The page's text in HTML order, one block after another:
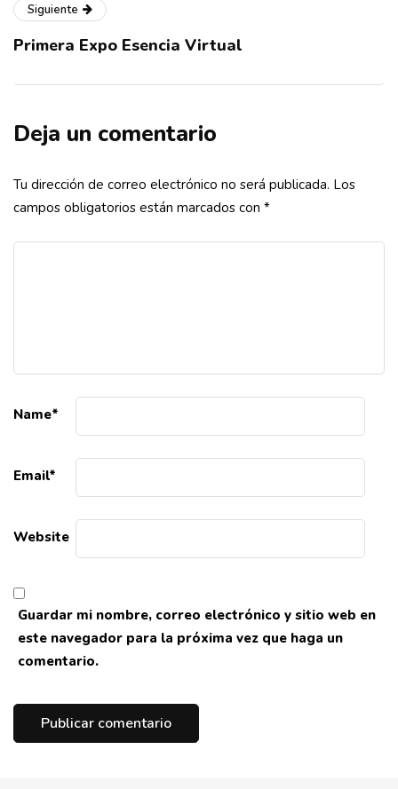
Siguiente
Primera Expo Esencia Virtual
Deja un comentario
Tu dirección de correo electrónico no será publicada. Los
campos obligatorios están marcados con *
Name*
Email*
Website
Guardar mi nombre, correo electrónico y sitio web en
este navegador para la próxima vez que haga un
comentario.